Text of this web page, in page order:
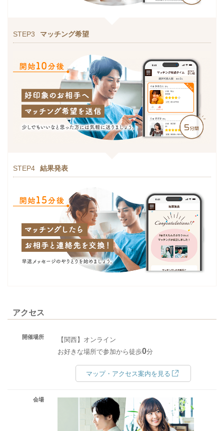
STEP3 マッチング希望
STEP4 結果発表
アクセス
開催場所
【関西】オンライン
お好きな場所で参加から徒歩0分
マップ・アクセス案内を見る
会場